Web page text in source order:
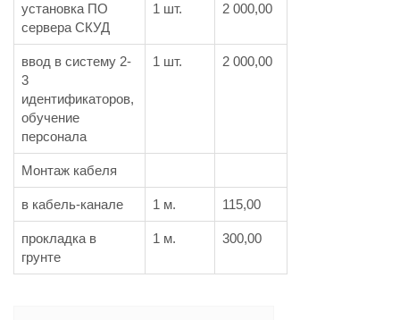
установка ПО
сервера СКУД
1 шт. 2 000,00
ввод в систему 2-
3
идентификаторов,
обучение
персонала
1 шт. 2 000,00
Монтаж кабеля
в кабель-канале 1 м. 115,00
прокладка в
грунте
1 м. 300,00